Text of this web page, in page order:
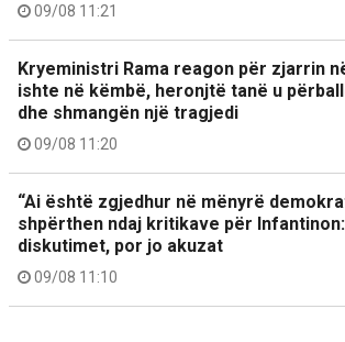
09/08 11:21
Kryeministri Rama reagon për zjarrin
ishte në këmbë, heronjtë tanë u
dhe shmangën një tragjedi
09/08 11:20
“Ai është zgjedhur në mënyrë
shpërthen ndaj kritikave për
diskutimet, por jo akuzat
09/08 11:10